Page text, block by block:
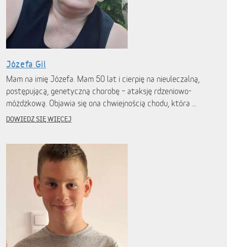
Józefa Gil
Mam na imię Józefa. Mam 50 lat i cierpię na nieuleczalną,
postępującą, genetyczną chorobę – ataksję rdzeniowo-
móżdżkową. Objawia się ona chwiejnością chodu, która …
DOWIEDZ SIĘ WIĘCEJ